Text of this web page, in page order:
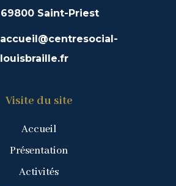
69800 Saint-Priest
accueil@centresocial-
louisbraille.fr
Visite du site
Accueil
Présentation
Activités